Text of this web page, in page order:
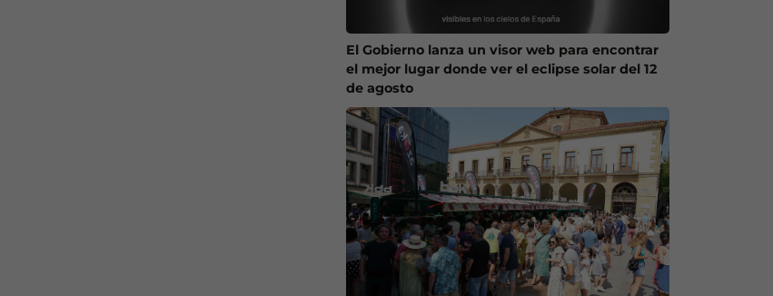
El Gobierno lanza un visor web para encontrar
el mejor lugar donde ver el eclipse solar del 12
de agosto